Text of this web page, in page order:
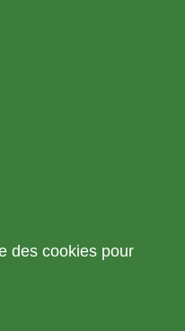
des cookies pour